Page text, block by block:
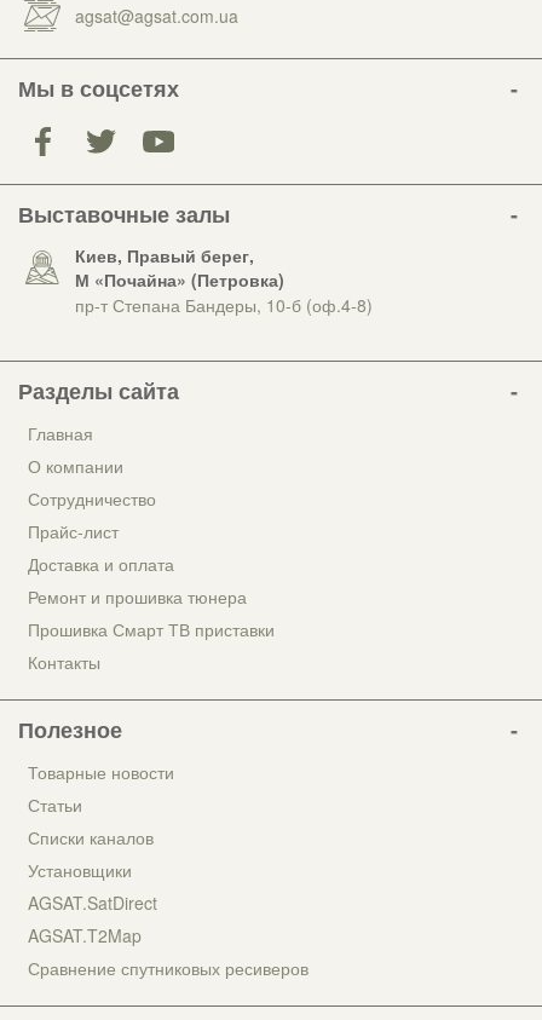
agsat@agsat.com.ua
Мы в соцсетях
Выставочные залы
Киев, Правый берег,
М «Почайна» (Петровка)
пр-т Степана Бандеры, 10-б (оф.4-8)
Разделы сайта
Главная
О компании
Сотрудничество
Прайс-лист
Доставка и оплата
Ремонт и прошивка тюнера
Прошивка Смарт ТВ приставки
Контакты
Полезное
Товарные новости
Статьи
Списки каналов
Установщики
AGSAT.SatDirect
AGSAT.T2Map
Сравнение спутниковых ресиверов